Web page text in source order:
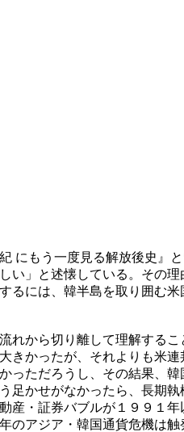
にもう一度見る解放後史』
」と述懐している。その
には、韓半島を取り囲む
れから切り離して理解する
かったが、それよりも米
ただろうし、その結果、
かせがなかったら、長期
産・証券バブルが１９９１
アジア・韓国通貨危機は